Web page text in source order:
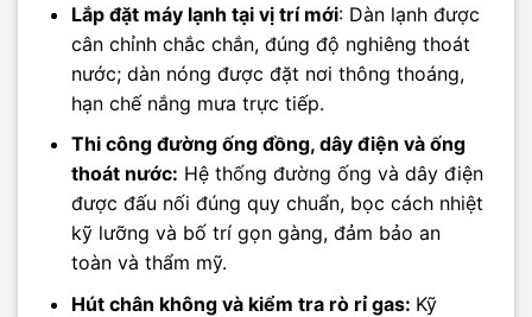
Lắp đặt máy lạnh tại vị trí mới: Dàn lạnh được
cân chỉnh chắc chắn, đúng độ nghiêng thoát
nước; dàn nóng được đặt nơi thông thoáng,
hạn chế nắng mưa trực tiếp.
Thi công đường ống đồng, dây điện và ống
thoát nước: Hệ thống đường ống và dây điện
được đấu nối đúng quy chuẩn, bọc cách nhiệt
kỹ lưỡng và bố trí gọn gàng, đảm bảo an
toàn và thẩm mỹ.
Hút chân không và kiểm tra rò rỉ gas: Kỹ